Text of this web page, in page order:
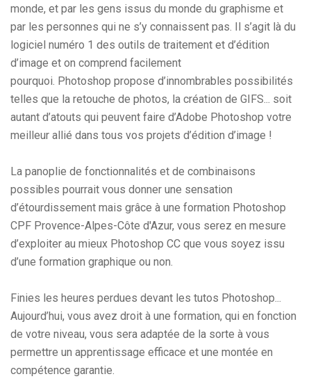
monde, et par les gens issus du monde du graphisme et
par les personnes qui ne s’y connaissent pas. Il s’agit là du
logiciel numéro 1 des outils de traitement et d’édition
d’image et on comprend facilement
pourquoi. Photoshop propose d’innombrables possibilités
telles que la retouche de photos, la création de GIFS... soit
autant d’atouts qui peuvent faire d’Adobe Photoshop votre
meilleur allié dans tous vos projets d’édition d’image !
La panoplie de fonctionnalités et de combinaisons
possibles pourrait vous donner une sensation
d’étourdissement mais grâce à une formation Photoshop
CPF Provence-Alpes-Côte d'Azur, vous serez en mesure
d’exploiter au mieux Photoshop CC que vous soyez issu
d’une formation graphique ou non.
Finies les heures perdues devant les tutos Photoshop...
Aujourd’hui, vous avez droit à une formation, qui en fonction
de votre niveau, vous sera adaptée de la sorte à vous
permettre un apprentissage efficace et une montée en
compétence garantie.